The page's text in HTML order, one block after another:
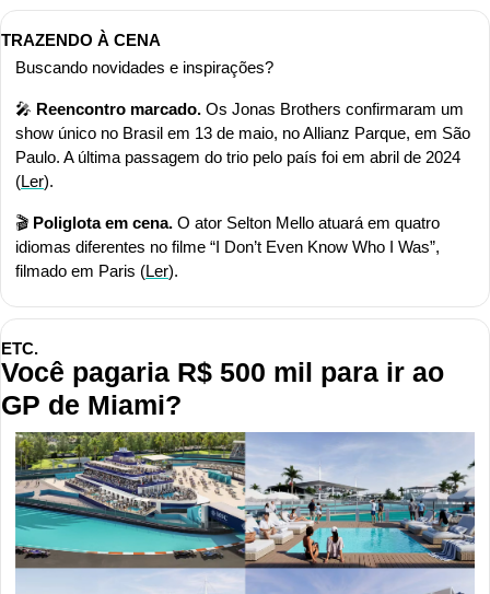
TRAZENDO À CENA
Buscando novidades e inspirações?
🎤 Reencontro marcado. Os Jonas Brothers confirmaram um
show único no Brasil em 13 de maio, no Allianz Parque, em São
Paulo. A última passagem do trio pelo país foi em abril de 2024
(Ler).
🎬 Poliglota em cena. O ator Selton Mello atuará em quatro
idiomas diferentes no filme “I Don’t Even Know Who I Was”,
filmado em Paris (Ler).
ETC.
Você pagaria R$ 500 mil para ir ao
GP de Miami?